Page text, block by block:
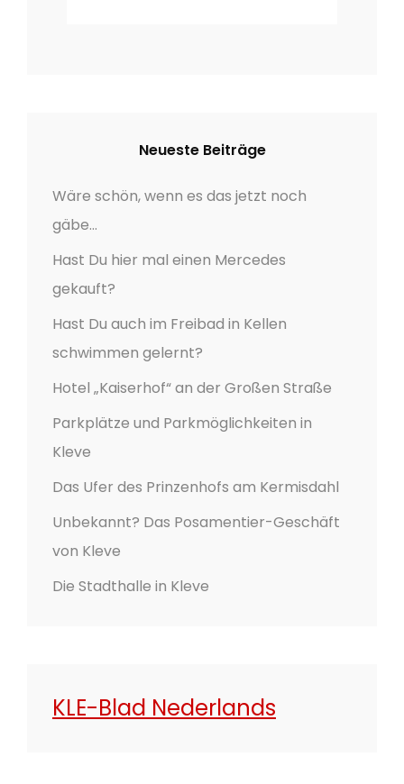
Neueste Beiträge
Wäre schön, wenn es das jetzt noch
gäbe…
Hast Du hier mal einen Mercedes
gekauft?
Hast Du auch im Freibad in Kellen
schwimmen gelernt?
Hotel „Kaiserhof“ an der Großen Straße
Parkplätze und Parkmöglichkeiten in
Kleve
Das Ufer des Prinzenhofs am Kermisdahl
Unbekannt? Das Posamentier-Geschäft
von Kleve
Die Stadthalle in Kleve
KLE-Blad Nederlands